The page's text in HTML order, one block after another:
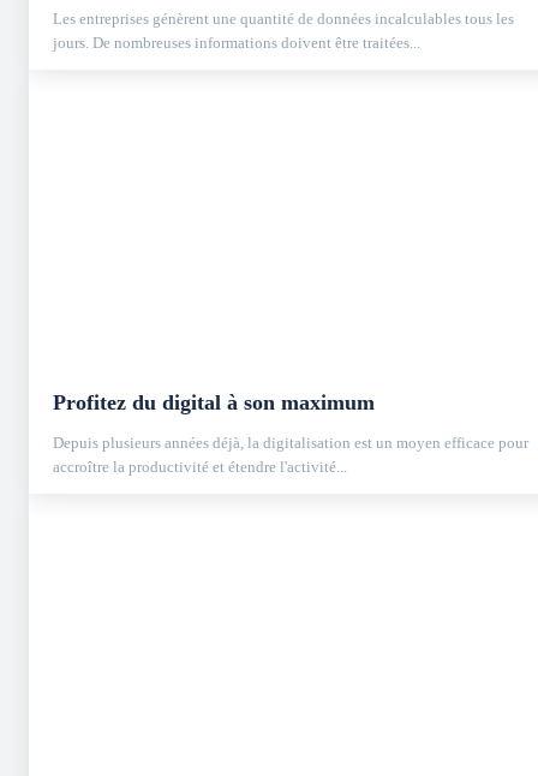
Les entreprises génèrent une quantité de données incalculables tous les
jours. De nombreuses informations doivent être traitées...
Profitez du digital à son maximum
Depuis plusieurs années déjà, la digitalisation est un moyen efficace pour
accroître la productivité et étendre l'activité...